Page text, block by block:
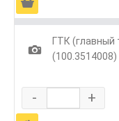
1
ГТК
(100.3514008)
- +